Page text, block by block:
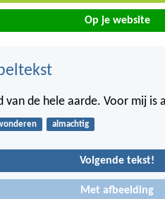
Op je website
van de hele aarde. Voor mij is
almachtig
Volgende tekst!
Met afbeelding